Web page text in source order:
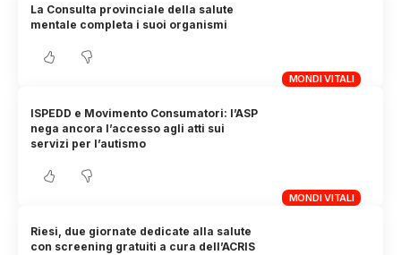
MONDI VITALI
La Consulta provinciale della salute
mentale completa i suoi organismi
MONDI VITALI
ISPEDD e Movimento Consumatori: l’ASP
nega ancora l’accesso agli atti sui
servizi per l’autismo
Riesi, due giornate dedicate alla salute
con screening gratuiti a cura dell’ACRIS